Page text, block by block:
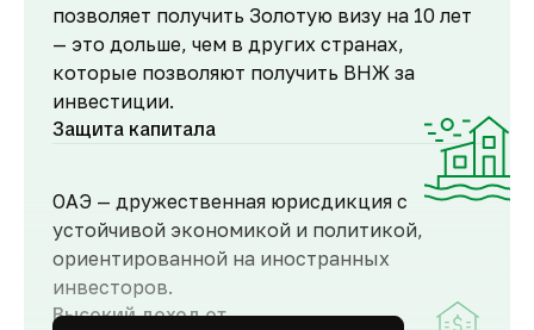
позволяет получить Золотую визу на 10 лет
— это дольше, чем в других странах,
которые позволяют получить ВНЖ за
инвестиции.
Защита капитала
ОАЭ — дружественная юрисдикция с
устойчивой экономикой и политикой,
ориентированной на иностранных
инвесторов.
Высокий доход от